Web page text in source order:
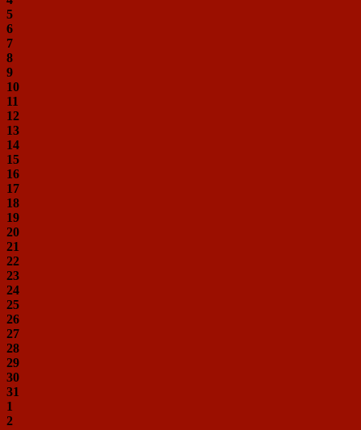
5
6
7
8
9
10
11
12
13
14
15
16
17
18
19
20
21
22
23
24
25
26
27
28
29
30
31
1
2